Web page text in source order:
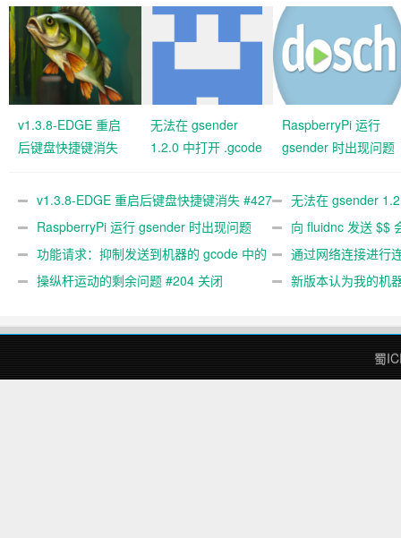
v1.3.8-EDGE 重启
后键盘快捷键消失
无法在 gsender
1.2.0 中打开 .gcode
RaspberryPi 运行
gsender 时出现问题
v1.3.8-EDGE 重启后键盘快捷键消失 #427
关闭
无法在 gsender
#367
RaspberryPi 运行 gsender 时出现问题
#89
向 fluidnc 发送 $$
#473
功能请求：抑制发送到机器的 gcode 中的
gcode 注释。 #444 关闭
通过网络连接进行
操纵杆运动的剩余问题 #204 关闭
新版本认为我的机
蜀